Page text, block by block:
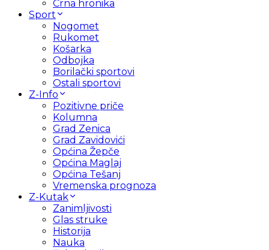
Crna hronika
Sport
Nogomet
Rukomet
Košarka
Odbojka
Borilački sportovi
Ostali sportovi
Z-Info
Pozitivne priče
Kolumna
Grad Zenica
Grad Zavidovići
Općina Žepče
Općina Maglaj
Općina Tešanj
Vremenska prognoza
Z-Kutak
Zanimljivosti
Glas struke
Historija
Nauka